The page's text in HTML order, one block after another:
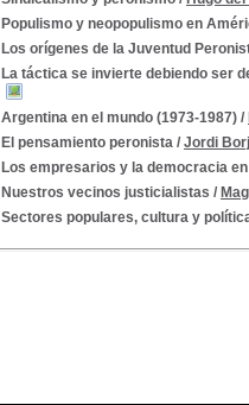
Populismo y neopopulismo en
Los orígenes de la Juventud
La táctica se invierte debiendo ser
Argentina en el mundo (1973-1987) /
El pensamiento peronista / Jordi
Los empresarios y la democracia
Nuestros vecinos justicialistas /
Sectores populares, cultura y